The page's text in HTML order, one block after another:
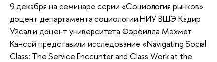
9 декабря на семинаре серии «Социология рынков»
доцент департамента социологии НИУ ВШЭ Кадир
Уйсал и доцент университета Фэрфилда Мехмет
Кансой представили исследование «Navigating Social
Class: The Service Encounter and Class Work at the